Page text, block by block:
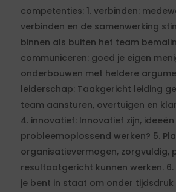
competenties: 1. verbinden:
verbinden en de samenwerking
binnen als buiten het team
communiceren: goed je eigen
onderbouwen met heldere
leiderschap: Taakgericht leiding
team aansturen, overtuigen en
4. innovatief: Innovatief zijn,
probleemoplossend werken? 5.
organisatievermogen, zorgvuldig,
resultaatgericht kunnen werken.
je bent in staat om onder tijdsdruk